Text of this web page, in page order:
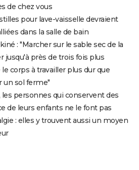
de chez vous
pour lave-vaisselle devraient
dans la salle de bain
: "Marcher sur le sable sec de la
jusqu'à près de trois fois plus
corps à travailler plus dur que
un sol ferme"
les personnes qui conservent des
de leurs enfants ne le font pas
: elles y trouvent aussi un moyen